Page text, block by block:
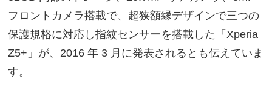
フロントカメラ搭載で、超狭額縁デザインで三つの
保護規格に対応し指紋センサーを搭載した「Xperia
Z5+」が、2016 年 3 月に発表されるとも伝えていま
す。